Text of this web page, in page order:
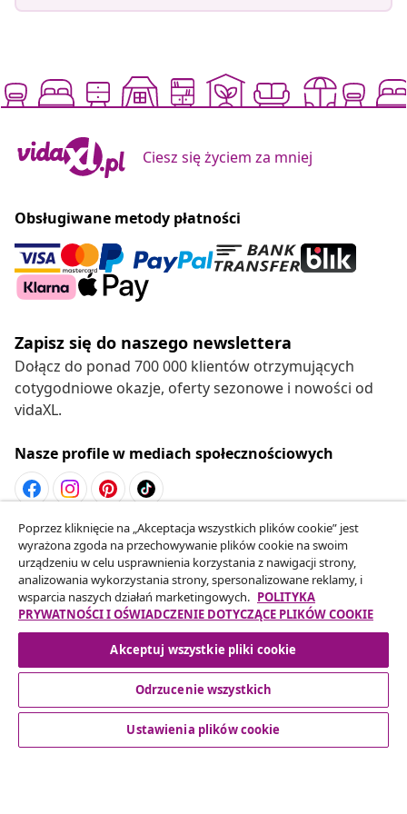
Ciesz się życiem za mniej
Obsługiwane metody płatności
Zapisz się do naszego newslettera
Dołącz do ponad 700 000 klientów otrzymujących
cotygodniowe okazje, oferty sezonowe i nowości od
vidaXL.
Nasze profile w mediach społecznościowych
Odstąpienie od umowy
Złóż wniosek o odstąpienie od umowy dotyczącej
Twojego zamówienia.
Odstąpienie od umowy
Obsługa Klienta
Poprzez kliknięcie na „Akceptacja wszystkich plików cookie” jest
wyrażona zgoda na przechowywanie plików cookie na swoim
urządzeniu w celu usprawnienia korzystania z nawigacji strony,
analizowania wykorzystania strony, spersonalizowane reklamy, i
wsparcia naszych działań marketingowych. POLITYKA
PRYWATNOŚCI I OŚWIADCZENIE DOTYCZĄCE PLIKÓW COOKIE
Akceptuj wszystkie pliki cookie
Odrzucenie wszystkich
Ustawienia plików cookie